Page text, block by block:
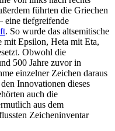
führten die Griechen
eine tiefgreifende
. So wurde das altsemitische
mit Epsilon, Heta mit Eta,
Obwohl die
500 Jahre zuvor in
einzelner Zeichen daraus
Innovationen dieses
auch die
aus dem
Zeicheninventar